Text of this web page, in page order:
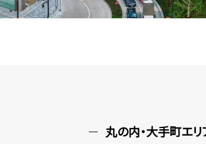
丸の内・大手町エ